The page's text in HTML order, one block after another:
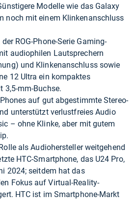
Modelle wie das Galaxy
noch mit einem Klinkenanschluss
ROG-Phone-Serie Gaming-
audiophilen Lautsprechern
und Klinkenanschluss sowie
12 Ultra ein kompaktes
3,5-mm-Buchse.
auf gut abgestimmte Stereo-
unterstützt verlustfreies Audio
– ohne Klinke, aber mit gutem
als Audiohersteller weitgehend
HTC-Smartphone, das U24 Pro,
2024; seitdem hat das
Fokus auf Virtual-Reality-
HTC ist im Smartphone-Markt